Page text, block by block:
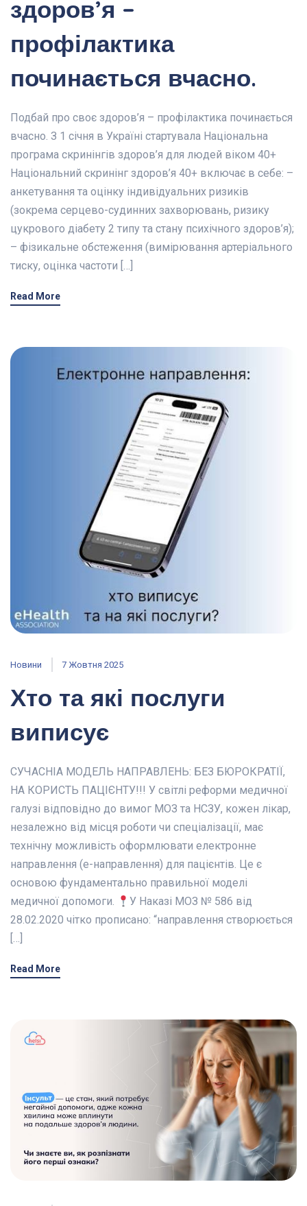
здоров’я –
профілактика
починається вчасно.
Подбай про своє здоров’я – профілактика починається
вчасно. З 1 січня в Україні стартувала Національна
програма скринінгів здоров’я для людей віком 40+
Національний скринінг здоров’я 40+ включає в себе: –
анкетування та оцінку індивідуальних ризиків
(зокрема серцево-судинних захворювань, ризику
цукрового діабету 2 типу та стану психічного здоров’я);
– фізикальне обстеження (вимірювання артеріального
тиску, оцінка частоти […]
Read More
Новини 7 Жовтня 2025
Хто та які послуги
виписує
СУЧАСНІА МОДЕЛЬ НАПРАВЛЕНЬ: БЕЗ БЮРОКРАТІЇ,
НА КОРИСТЬ ПАЦІЄНТУ!!! У світлі реформи медичної
галузі відповідно до вимог МОЗ та НСЗУ, кожен лікар,
незалежно від місця роботи чи спеціалізації, має
технічну можливість оформлювати електронне
направлення (е-направлення) для пацієнтів. Це є
основою фундаментально правильної моделі
медичної допомоги.
У Наказі МОЗ № 586 від
28.02.2020 чітко прописано: “направлення створюється
[…]
Read More